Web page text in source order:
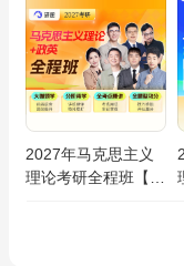
2027年马克思主义
理论考研全程班【马